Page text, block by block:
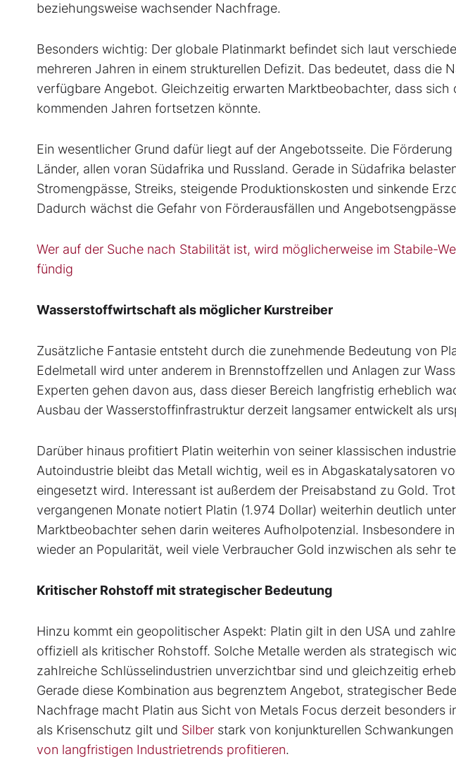
beziehungsweise wachsender Nachfrage.
Besonders wichtig: Der globale Platinmarkt befindet sich laut
mehreren Jahren in einem strukturellen Defizit. Das bedeutet, dass die
verfügbare Angebot. Gleichzeitig erwarten Marktbeobachter, dass sich
kommenden Jahren fortsetzen könnte.
Ein wesentlicher Grund dafür liegt auf der Angebotsseite. Die
Länder, allen voran Südafrika und Russland. Gerade in Südafrika
Stromengpässe, Streiks, steigende Produktionskosten und sinkende
Dadurch wächst die Gefahr von Förderausfällen und
Wer auf der Suche nach Stabilität ist, wird möglicherweise im Stabile-
fündig
Wasserstoffwirtschaft als möglicher Kurstreiber
Zusätzliche Fantasie entsteht durch die zunehmende Bedeutung von
Edelmetall wird unter anderem in Brennstoffzellen und Anlagen zur
Experten gehen davon aus, dass dieser Bereich langfristig erheblich
Ausbau der Wasserstoffinfrastruktur derzeit langsamer entwickelt als
Darüber hinaus profitiert Platin weiterhin von seiner klassischen
Autoindustrie bleibt das Metall wichtig, weil es in Abgaskatalysatoren
eingesetzt wird. Interessant ist außerdem der Preisabstand zu Gold.
vergangenen Monate notiert Platin (1.974 Dollar) weiterhin deutlich
Marktbeobachter sehen darin weiteres Aufholpotenzial. Insbesondere
wieder an Popularität, weil viele Verbraucher Gold inzwischen als sehr
Kritischer Rohstoff mit strategischer Bedeutung
Hinzu kommt ein geopolitischer Aspekt: Platin gilt in den USA und
offiziell als kritischer Rohstoff. Solche Metalle werden als strategisch
zahlreiche Schlüsselindustrien unverzichtbar sind und gleichzeitig
Gerade diese Kombination aus begrenztem Angebot, strategischer
Nachfrage macht Platin aus Sicht von Metals Focus derzeit besonders
als Krisenschutz gilt und Silber stark von konjunkturellen
von langfristigen Industrietrends profitieren.